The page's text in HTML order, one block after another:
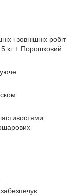
і зовнішніх робіт
кг + Порошковий
забезпечує